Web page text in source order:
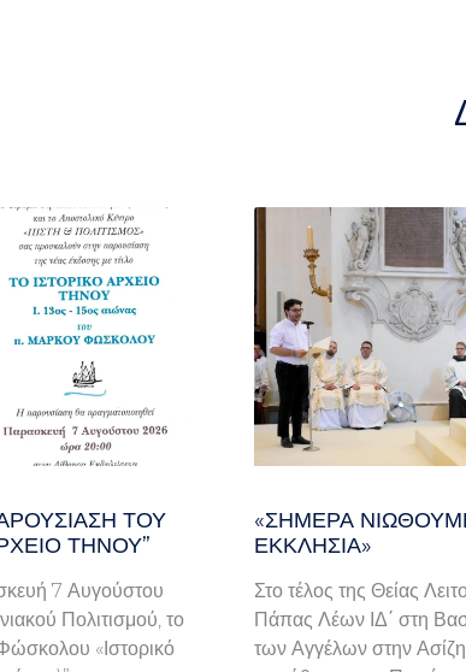
ΤΟΥ
ΤΉΝΟΥ”
7 Αυγούστου
Πολιτισμού, το
«Ιστορικό
«ΣΉΜΕΡΑ
ΕΚΚΛΗΣΊΑ»
Στο τέλος της Θείας
Πάπας Λέων ΙΔ΄ στη
των Αγγέλων στην